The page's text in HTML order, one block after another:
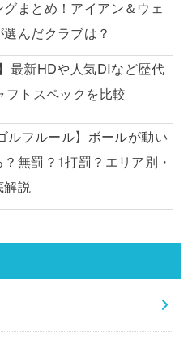
まとめ！アイアン＆ウェ
んだクラブは？
最新HDや人気DIなど歴代
フトスペックを比較
ルフルール】ボールが動い
無罰？1打罰？エリア別・
説